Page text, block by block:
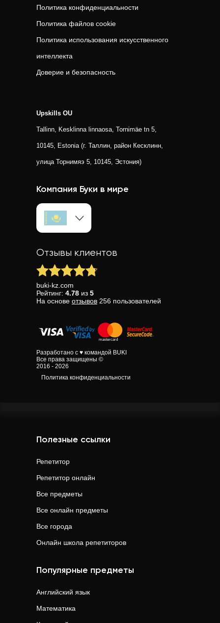
Политика конфиденциальности
Политика файлов cookie
Политика использования искусственного
интеллекта
Доверие и безопасность
Upskills OU
Tallinn, Kesklinna linnaosa, Tornimäe tn 5,
10145, Estonia (г. Таллин, район Кесклинн,
улица Торнимяэ 5, 10145, Эстония)
Компания Буки в мире
Отзывы клиентов
buki-kz.com
Рейтинг: 4.78 из 5
На основе отзывов 256 пользователей
Разработано с ♥ командой BUKI
Все права защищены ©
2016 - 2026
Политика конфиденциальности
Полезные ссылки
Репетитор
Репетитор онлайн
Все предметы
Все онлайн предметы
Все города
Онлайн школа репетиторов
Популярные предметы
Английский язык
Математика